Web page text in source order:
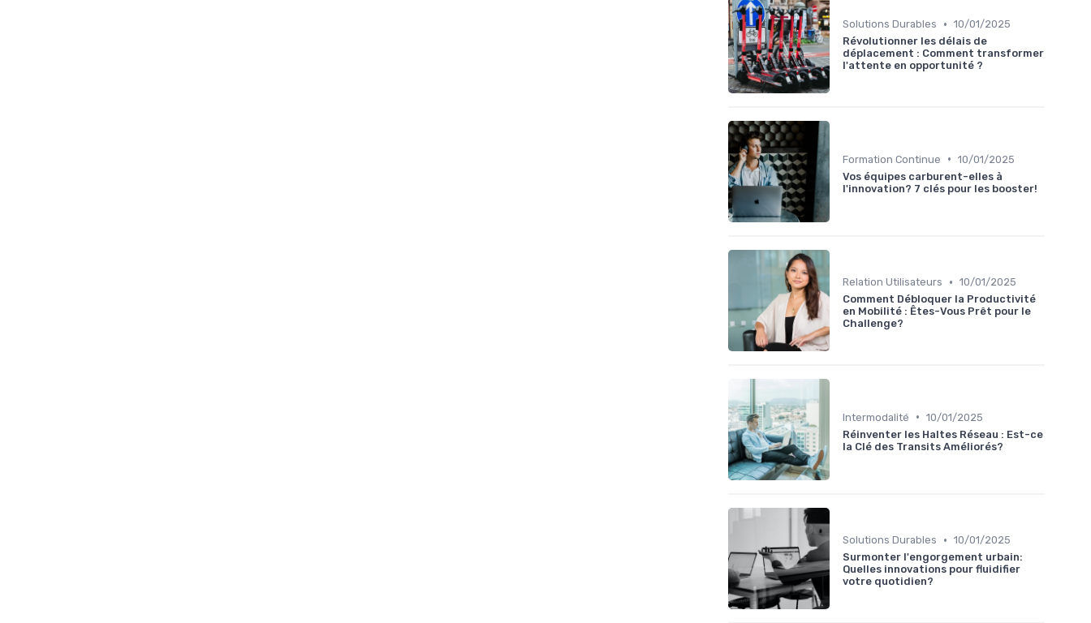
Solutions Durables • 10/01/2025
Révolutionner les délais de
déplacement : Comment transformer
l'attente en opportunité ?
Formation Continue • 10/01/2025
Vos équipes carburent-elles à
l'innovation? 7 clés pour les booster!
Relation Utilisateurs • 10/01/2025
Comment Débloquer la Productivité
en Mobilité : Êtes-Vous Prêt pour le
Challenge?
Intermodalité • 10/01/2025
Réinventer les Haltes Réseau : Est-ce
la Clé des Transits Améliorés?
Solutions Durables • 10/01/2025
Surmonter l'engorgement urbain:
Quelles innovations pour fluidifier
votre quotidien?